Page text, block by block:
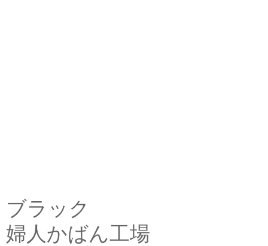
ブラック
婦人かばん工場